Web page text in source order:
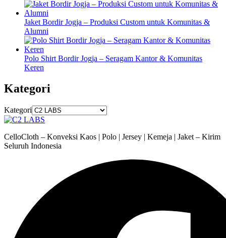
Jaket Bordir Jogja – Produksi Custom untuk Komunitas &
Alumni
Polo Shirt Bordir Jogja – Seragam Kantor & Komunitas
Keren
Kategori
Kategori
CelloCloth – Konveksi Kaos | Polo | Jersey | Kemeja | Jaket – Kirim
Seluruh Indonesia